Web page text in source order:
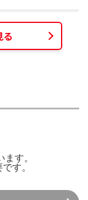
る
す。
す。